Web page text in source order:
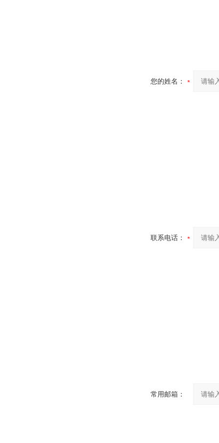
您的姓名：
联系电话：
常用邮箱：